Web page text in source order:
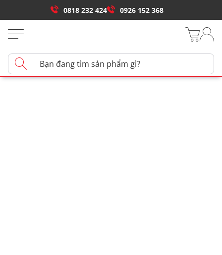
0818 232 424 0926 152 368